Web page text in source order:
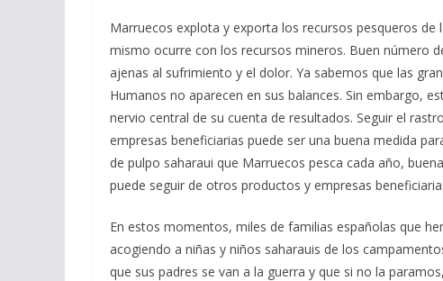
Marruecos explota y exporta los recursos pesqueros
mismo ocurre con los recursos mineros. Buen número
ajenas al sufrimiento y el dolor. Ya sabemos que las
Humanos no aparecen en sus balances. Sin embargo,
nervio central de su cuenta de resultados. Seguir el
empresas beneficiarias puede ser una buena medida
de pulpo saharaui que Marruecos pesca cada año,
puede seguir de otros productos y empresas
En estos momentos, miles de familias españolas que
acogiendo a niñas y niños saharauis de los
que sus padres se van a la guerra y que si no la